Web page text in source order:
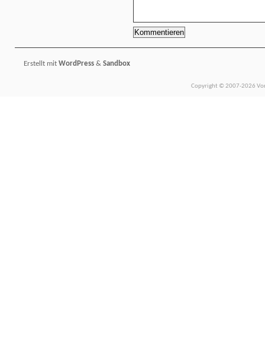
Erstellt mit WordPress & Sandbox
Copyright © 2007-2026